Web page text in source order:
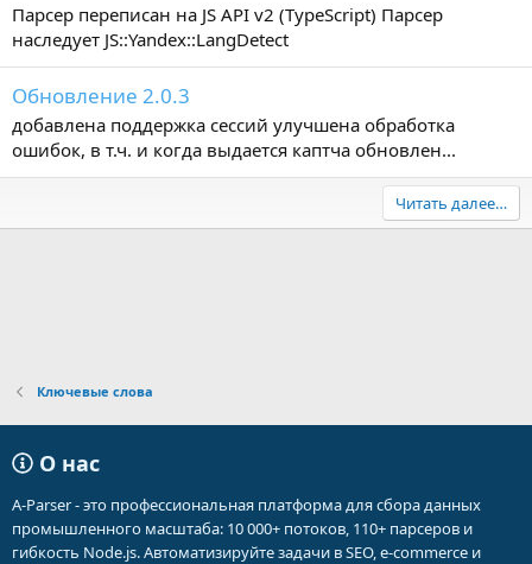
Парсер переписан на JS API v2 (TypeScript) Парсер
наследует JS::Yandex::LangDetect
Обновление 2.0.3
добавлена поддержка сессий улучшена обработка
ошибок, в т.ч. и когда выдается каптча обновлен...
Читать далее…
Ключевые слова
О нас
A-Parser - это профессиональная платформа для сбора данных
промышленного масштаба: 10 000+ потоков, 110+ парсеров и
гибкость Node.js. Автоматизируйте задачи в SEO, e-commerce и